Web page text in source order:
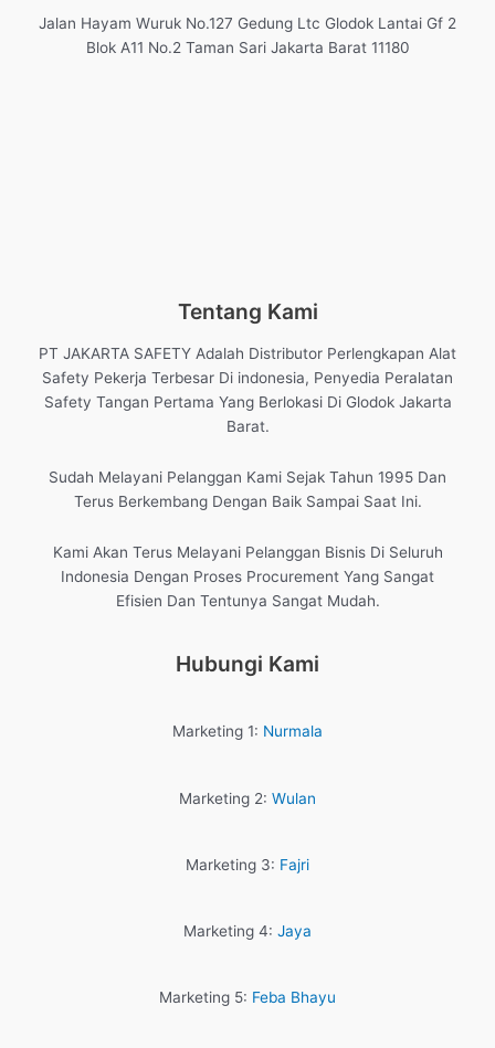
Jalan Hayam Wuruk No.127 Gedung Ltc Glodok Lantai Gf 2
Blok A11 No.2 Taman Sari Jakarta Barat 11180
Tentang Kami
PT JAKARTA SAFETY Adalah Distributor Perlengkapan Alat
Safety Pekerja Terbesar Di indonesia, Penyedia Peralatan
Safety Tangan Pertama Yang Berlokasi Di Glodok Jakarta
Barat.
Sudah Melayani Pelanggan Kami Sejak Tahun 1995 Dan
Terus Berkembang Dengan Baik Sampai Saat Ini.
Kami Akan Terus Melayani Pelanggan Bisnis Di Seluruh
Indonesia Dengan Proses Procurement Yang Sangat
Efisien Dan Tentunya Sangat Mudah.
Hubungi Kami
Marketing 1: Nurmala
Marketing 2: Wulan
Marketing 3: Fajri
Marketing 4: Jaya
Marketing 5: Feba Bhayu